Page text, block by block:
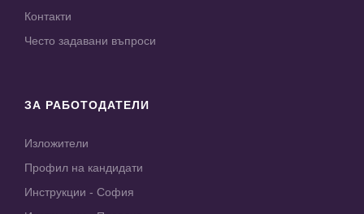
Контакти
Често задавани въпроси
ЗА РАБОТОДАТЕЛИ
Изложители
Профил на кандидати
Инструкции - София